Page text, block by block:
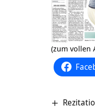
(zum vollen